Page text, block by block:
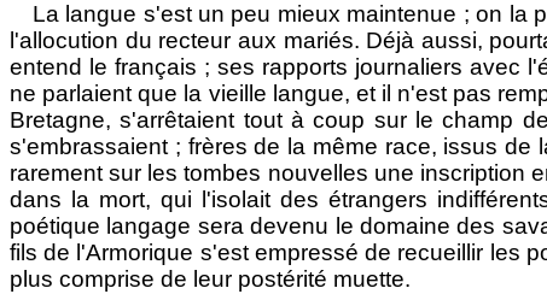
La langue s'est un peu mieux maintenue ; on la
l'allocution du recteur aux mariés. Déjà aussi,
entend le français ; ses rapports journaliers avec
ne parlaient que la vieille langue, et il n'est pas
Bretagne, s'arrêtaient tout à coup sur le champ
s'embrassaient ; frères de la même race, issus de
rarement sur les tombes nouvelles une inscription
dans la mort, qui l'isolait des étrangers
poétique langage sera devenu le domaine des
fils de l'Armorique s'est empressé de recueillir les
plus comprise de leur postérité muette.